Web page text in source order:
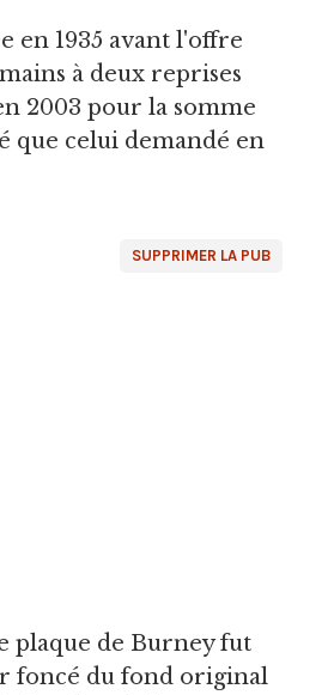
en 1935 avant l'offre
à deux reprises
2003 pour la somme
que celui demandé en
SUPPRIMER LA PUB
plaque de Burney fut
foncé du fond original